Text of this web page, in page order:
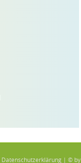
Datenschutzerklärung | © by